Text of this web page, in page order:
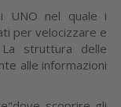
UNO nel quale i
per velocizzare e
struttura delle
alle informazioni